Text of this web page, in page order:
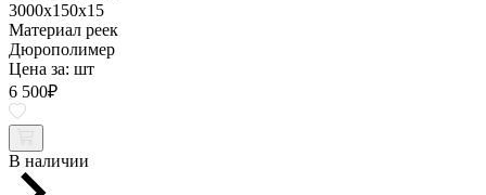
3000x150x15
Материал реек
Дюрополимер
Цена за: шт
6 500₽
В наличии